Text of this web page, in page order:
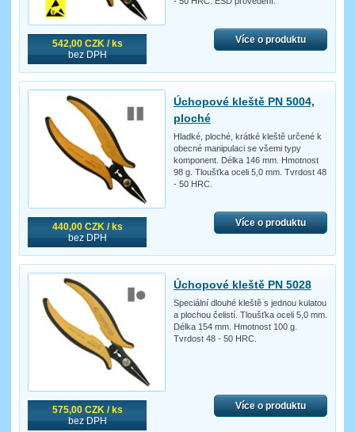
542,00 CZK / ks
bez DPH
Více o produktu
440,00 CZK / ks
bez DPH
Úchopové kleště PN 5004,
ploché
Hladké, ploché, krátké kleště určené k
obecné manipulaci se všemi typy
komponent. Délka 146 mm. Hmotnost
98 g. Tloušťka oceli 5,0 mm. Tvrdost 48
- 50 HRC.
Více o produktu
575,00 CZK / ks
bez DPH
Úchopové kleště PN 5028
Speciální dlouhé kleště s jednou kulatou
a plochou čelistí. Tloušťka oceli 5,0 mm.
Délka 154 mm. Hmotnost 100 g.
Tvrdost 48 - 50 HRC.
Více o produktu